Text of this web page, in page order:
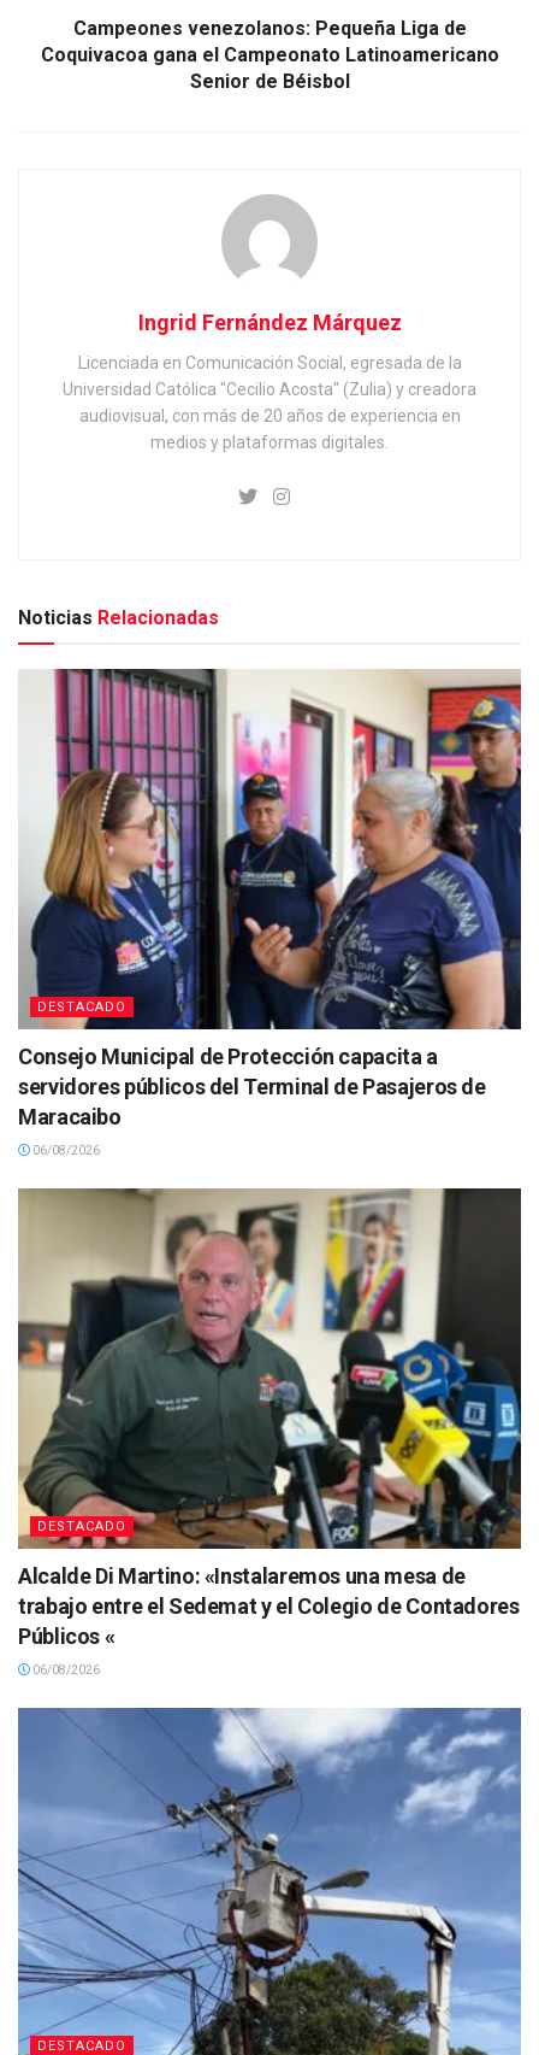
Campeones venezolanos: Pequeña Liga de
Coquivacoa gana el Campeonato Latinoamericano
Senior de Béisbol
Ingrid Fernández Márquez
Licenciada en Comunicación Social, egresada de la
Universidad Católica "Cecilio Acosta" (Zulia) y creadora
audiovisual, con más de 20 años de experiencia en
medios y plataformas digitales.
Noticias Relacionadas
DESTACADO
Consejo Municipal de Protección capacita a
servidores públicos del Terminal de Pasajeros de
Maracaibo
06/08/2026
DESTACADO
Alcalde Di Martino: «Instalaremos una mesa de
trabajo entre el Sedemat y el Colegio de Contadores
Públicos «
06/08/2026
DESTACADO